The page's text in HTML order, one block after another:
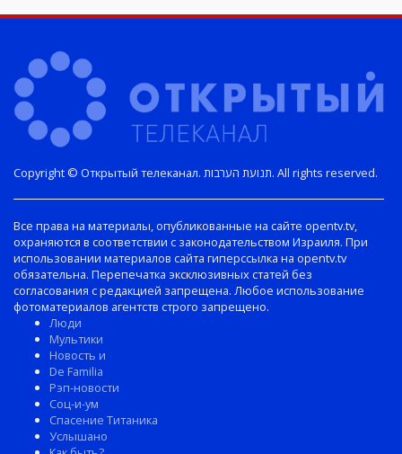
Copyright © Открытый телеканал. תנועת הערבות. All rights reserved.
Все права на материалы, опубликованные на сайте opentv.tv,
охраняются в соответствии с законодательством Израиля. При
использовании материалов сайта гиперссылка на opentv.tv
обязательна. Перепечатка эксклюзивных статей без
согласования с редакцией запрещена. Любое использование
фотоматериалов агентств строго запрещено.
Люди
Мультики
Новость и
De Familia
Рэп-новости
Соц-и-ум
Спасение Титаника
Услышано